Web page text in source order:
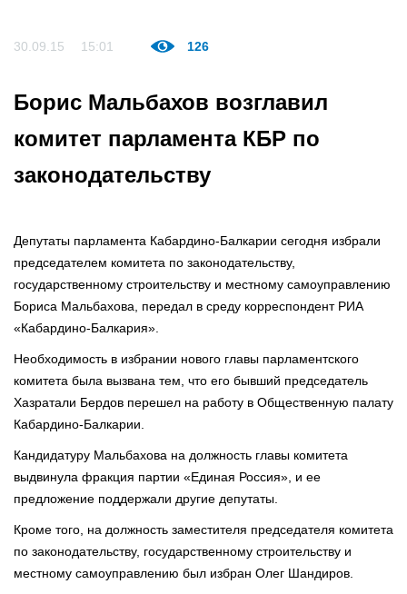
30.09.15 15:01 126
Борис Мальбахов возглавил
комитет парламента КБР по
законодательству
Депутаты парламента Кабардино-Балкарии сегодня избрали
председателем комитета по законодательству,
государственному строительству и местному самоуправлению
Бориса Мальбахова, передал в среду корреспондент РИА
«Кабардино-Балкария».
Необходимость в избрании нового главы парламентского
комитета была вызвана тем, что его бывший председатель
Хазратали Бердов перешел на работу в Общественную палату
Кабардино-Балкарии.
Кандидатуру Мальбахова на должность главы комитета
выдвинула фракция партии «Единая Россия», и ее
предложение поддержали другие депутаты.
Кроме того, на должность заместителя председателя комитета
по законодательству, государственному строительству и
местному самоуправлению был избран Олег Шандиров.